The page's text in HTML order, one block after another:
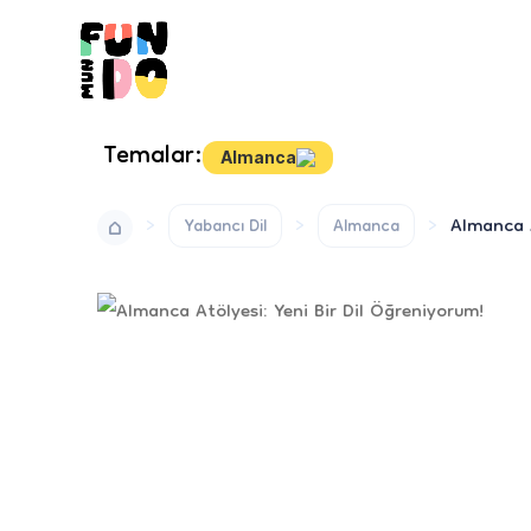
Temalar: Almanca
Yabancı Dil Almanca